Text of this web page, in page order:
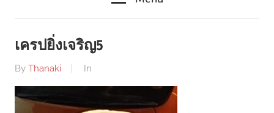
เครปยิ่งเจริญ5
By Thanaki In